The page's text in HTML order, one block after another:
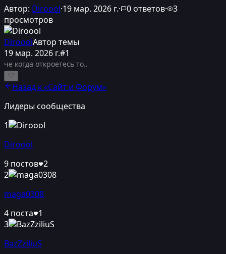
Автор: Diroool·19 мар. 2026 г.· 0 ответов· 3
просмотров
DirooolАвтор темы
19 мар. 2026 г.#1
че когда откроетесь то..
Назад к «Сайт и Форум»
Лидеры сообщества
1
Diroool
9 постов 2
2
maga0308
4 поста 1
3
BazZziliuS